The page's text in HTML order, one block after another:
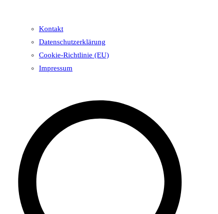
Kontakt
Datenschutzerklärung
Cookie-Richtlinie (EU)
Impressum